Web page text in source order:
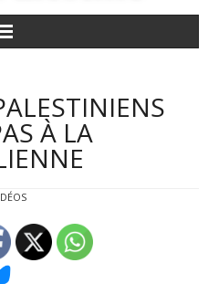
À LA